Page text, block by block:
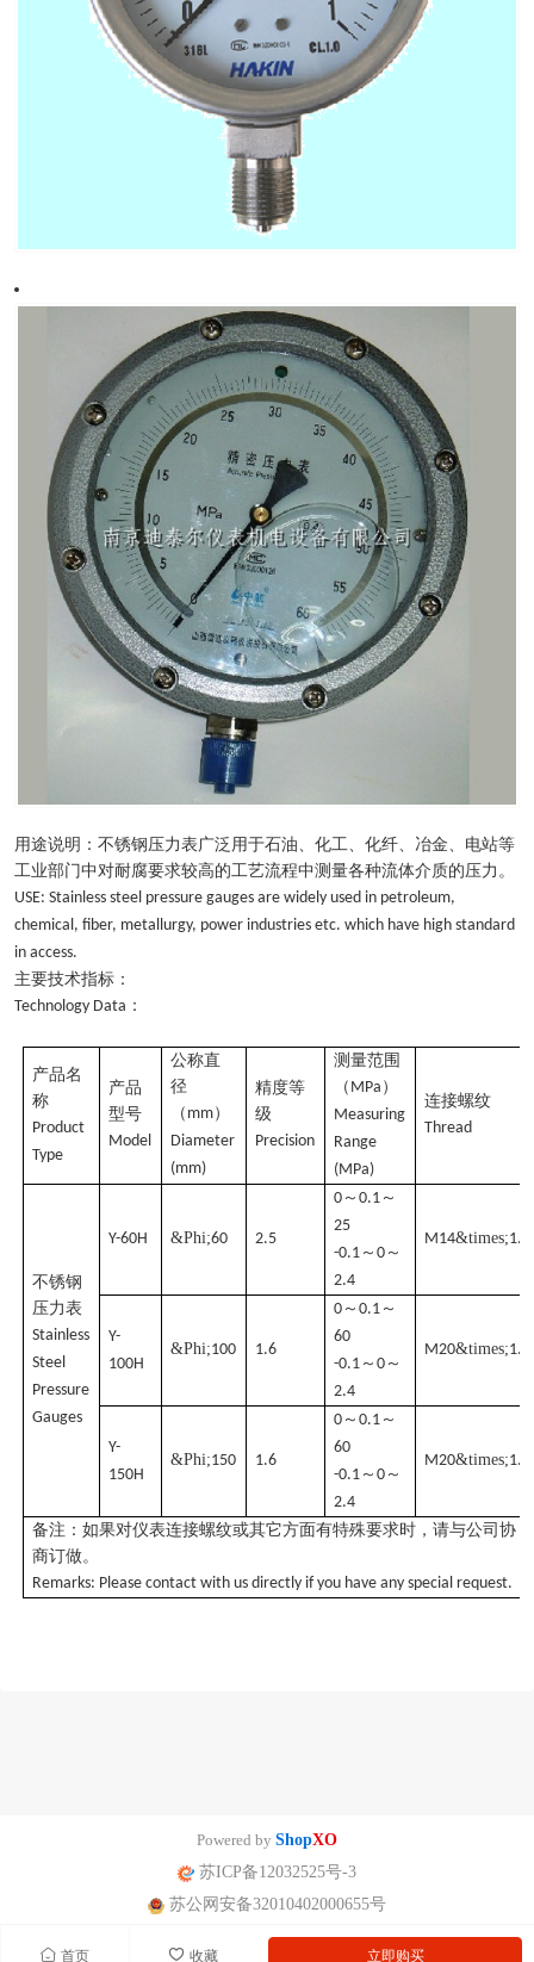
首页 收藏 立即购买
用途说明：不锈钢压力表广泛用于石油、化工、化纤、冶金、电站等
工业部门中对耐腐要求较高的工艺流程中测量各种流体介质的压力。
USE: Stainless steel pressure gauges are widely used in petroleum,
chemical, fiber, metallurgy, power industries etc. which have high standard
in access.
主要技术指标：
Technology Data ：
产品名
称
Product
Type
产品
型号
Model
公称直
径
（ mm）
Diameter
(mm)
精度等
级
Precision
测量范围
（ MPa ）
Measuring
Range
(MPa)
连接螺纹
Thread
不锈钢
压力表
Stainless
Steel
Pressure
Gauges
Y-60H &Phi;60 2.5
0 ～0.1 ～
25
-0.1 ～0 ～
2.4
M14&times;1.5
Y-
100H
&Phi;100 1.6
0 ～0.1 ～
60
-0.1 ～0 ～
2.4
M20&times;1.5
Y-
150H
&Phi;150 1.6
0 ～0.1 ～
60
-0.1 ～0 ～
2.4
M20&times;1.5
备注：如果对仪表连接螺纹或其它方面有特殊要求时，请与公司协
商订做。
Remarks: Please contact with us directly if you have any special request.
Powered by ShopXO
苏ICP备12032525号-3
苏公网安备32010402000655号